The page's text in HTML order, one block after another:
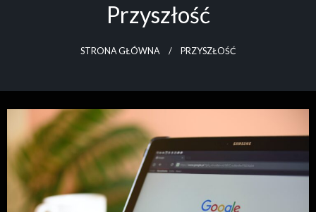
Przyszłość
STRONA GŁÓWNA PRZYSZŁOŚĆ